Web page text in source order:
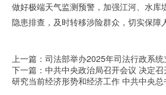
做好极端天气监测预警，加强江河、水库
隐患排查，及时转移涉险群众，切实保障
上一篇：司法部举办2025年司法行政系
下一篇：中共中央政治局召开会议 决定
研究当前经济形势和经济工作 中共中央